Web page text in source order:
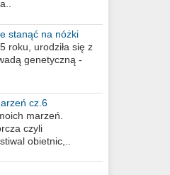
stanąć na nóżki
roku, urodziła się z
genetyczną -
cz.6
marzeń.
czyli
obietnic,..